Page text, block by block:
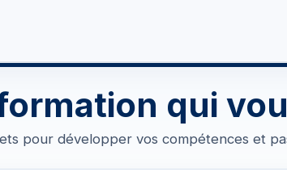
qui
pour développer vos compétences et